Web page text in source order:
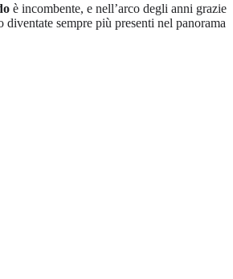
è incombente, e nell’arco degli anni grazie
sempre più presenti nel panorama